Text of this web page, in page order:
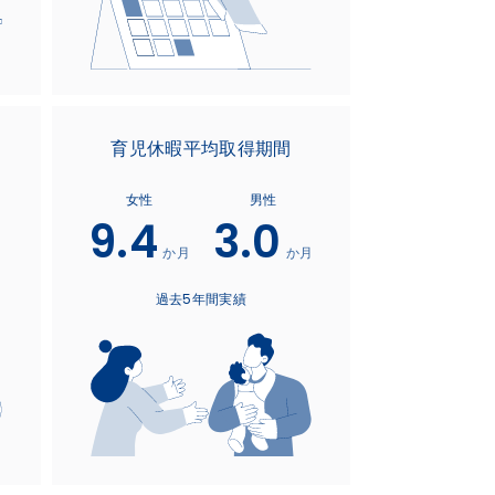
育児休暇平均取得期間
女性
9.4 か月
男性
3.0 か月
過去5年間実績